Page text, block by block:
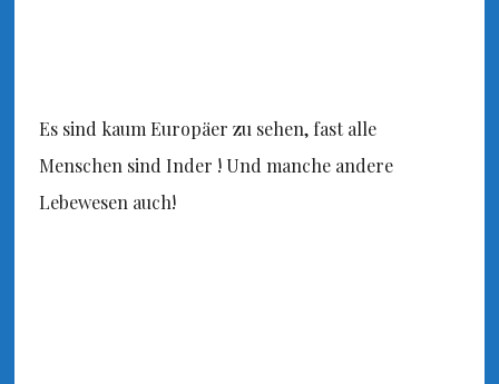
Es sind kaum Europäer zu sehen, fast alle
Menschen sind Inder ! Und manche andere
Lebewesen auch!